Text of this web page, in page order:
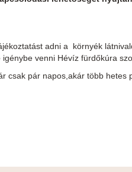
adni a környék
venni Hévíz fürdőkúra
csak pár napos,akár több hetes